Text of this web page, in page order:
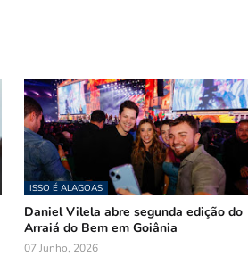
ISSO É ALAGOAS
Daniel Vilela abre segunda edição do
Arraiá do Bem em Goiânia
07 Junho, 2026